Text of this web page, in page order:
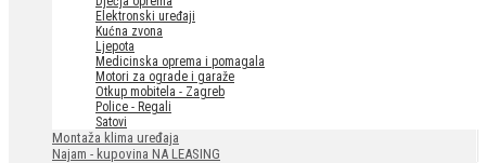
Elektronski uređaji
Kućna zvona
Ljepota
Medicinska oprema i pomagala
Motori za ograde i garaže
Otkup mobitela - Zagreb
Police - Regali
Satovi
Montaža klima uređaja
Najam - kupovina NA LEASING